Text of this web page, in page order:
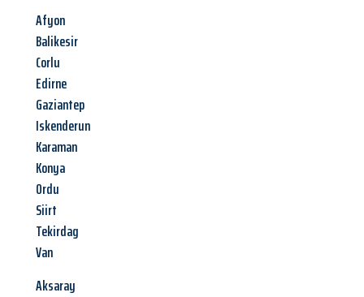
Afyon
Balikesir
Corlu
Edirne
Gaziantep
Iskenderun
Karaman
Konya
Ordu
Siirt
Tekirdag
Van
Aksaray